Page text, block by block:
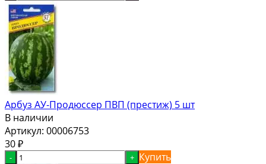
Арбуз АУ-Продюссер ПВП (престиж) 5 шт
В наличии
Артикул: 00006753
30 ₽
- + Купить